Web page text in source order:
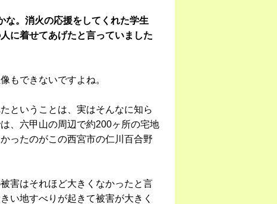
な。消火の応援をしてくれた学生
に着せてあげたと言っていました
もできないですよね。
ということは、実はそんなに知ら
、六甲山の周辺で約200ヶ所の宅地
ったのがこの西宮市の仁川百合野
害はそれほど大きくなかったと言
い地すべりが起きて被害が大きく